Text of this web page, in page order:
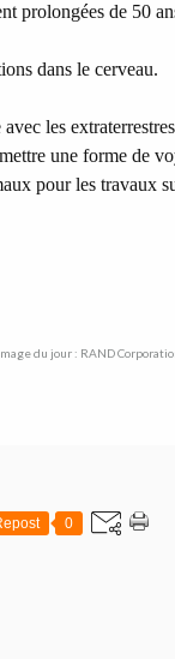
prolongées de 50
dans le cerveau.
les
une forme de
pour les travaux
0